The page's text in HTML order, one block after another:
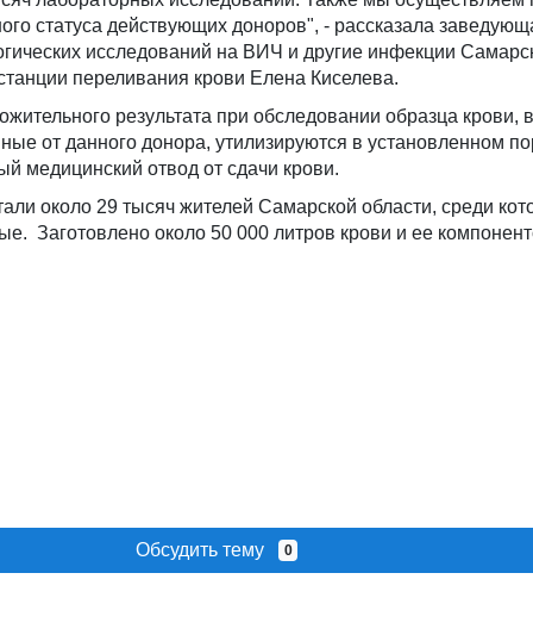
статуса действующих доноров", - рассказала
исследований на ВИЧ и другие инфекции
переливания крови Елена Киселева.
результата при обследовании образца крови,
от данного донора, утилизируются в установленном
медицинский отвод от сдачи крови.
около 29 тысяч жителей Самарской области, среди
Заготовлено около 50 000 литров крови и ее
Обсудить тему 0